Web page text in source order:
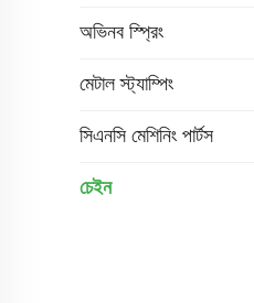
অভিনব স্প্রিং
মেটাল স্ট্যাম্পিং
সিএনসি মেশিনিং পার্টস
চেইন